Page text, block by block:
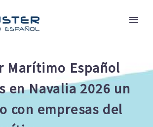
Marítimo Español
en Navalia 2026 un
con empresas del